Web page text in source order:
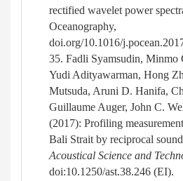
rectified wavelet power
Oceanography,
doi.org/10.1016/
35. Fadli Syamsudin, Minmo
Yudi Adityawarman, Hong
Mutsuda, Aruni D. Hanifa,
Guillaume Auger, John C.
(2017): Profiling
Bali Strait by reciprocal
Acoustical Science and
doi:10.1250/ast.38.246 (EI).